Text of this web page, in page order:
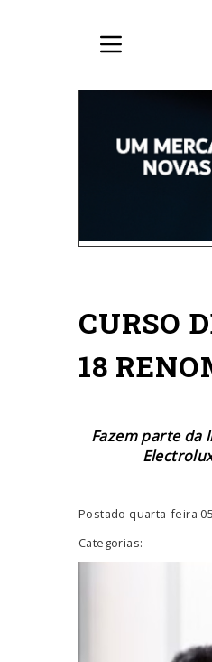
CURSO
18
Fazem parte da
Postado quarta-feira
Categorias: